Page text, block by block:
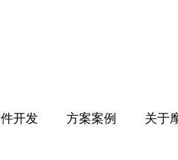
开发 方案案例 关于